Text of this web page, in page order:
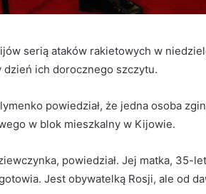
serią ataków rakietowych w
ich dorocznego szczytu.
powiedział, że jedna osoba
w blok mieszkalny w Kijowie.
powiedział. Jej matka, 35-
Jest obywatelką Rosji, ale od